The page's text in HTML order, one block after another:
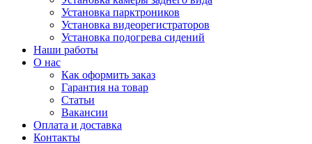
Установка парктроников
Установка видеорегистраторов
Установка подогрева сидений
Наши работы
О нас
Как оформить заказ
Гарантия на товар
Статьи
Вакансии
Оплата и доставка
Контакты